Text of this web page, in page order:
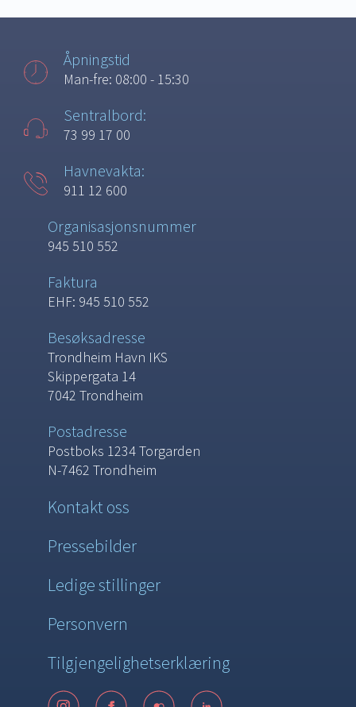
Åpningstid
Man-fre: 08:00 - 15:30
Sentralbord:
73 99 17 00
Havnevakta:
911 12 600
Organisasjonsnummer
945 510 552
Faktura
EHF: 945 510 552
Besøksadresse
Trondheim Havn IKS
Skippergata 14
7042 Trondheim
Postadresse
Postboks 1234 Torgarden
N-7462 Trondheim
Kontakt oss
Pressebilder
Ledige stillinger
Personvern
Tilgjengelighetserklæring